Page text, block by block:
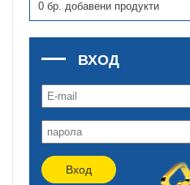
0 бр. добавени продукти
ВХОД
Вход